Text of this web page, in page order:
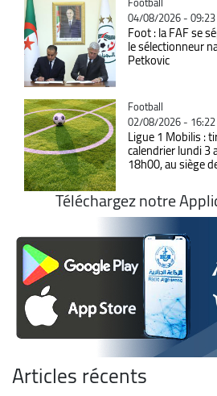
04/08/2026 - 09:23
Foot : la FAF se
le sélectionneur
Petkovic
Catégorie
Football
02/08/2026 - 16:22
Ligue 1 Mobilis :
calendrier lundi 3
18h00, au siège
Téléchargez notre
Articles récents